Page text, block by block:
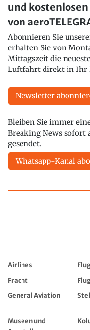
und
von
Abonnieren Sie
erhalten Sie von
Mittagszeit die
Luftfahrt direkt in Ihr
Newsletter
Bleiben Sie immer
Breaking News sofort
gesendet.
Whatsapp-Kanal
Airlines
Fracht
General Aviation
Museen und